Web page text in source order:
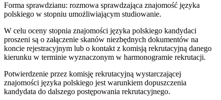
Forma sprawdzianu: rozmowa sprawdzająca znajomość języka
polskiego w stopniu umożliwiającym studiowanie.
W celu oceny stopnia znajomości języka polskiego kandydaci
proszeni są o załączenie skanów niezbędnych dokumentów na
koncie rejestracyjnym lub o kontakt z komisją rekrutacyjną danego
kierunku w terminie wyznaczonym w harmonogramie rekrutacji.
Potwierdzenie przez komisję rekrutacyjną wystarczającej
znajomości języka polskiego jest warunkiem dopuszczenia
kandydata do dalszego postępowania rekrutacyjnego.